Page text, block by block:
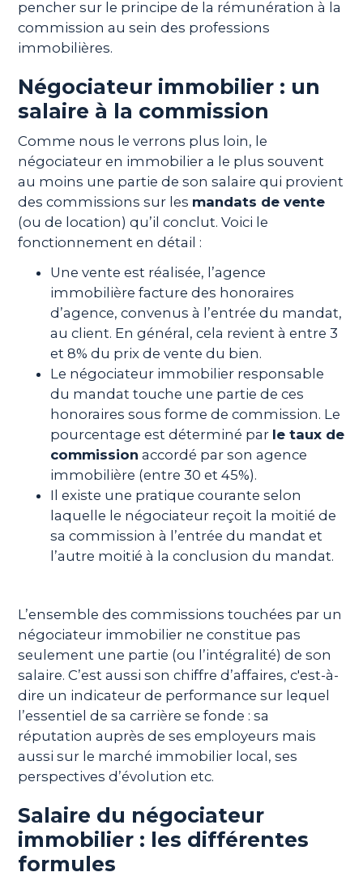
pencher sur le principe de la rémunération à la
commission au sein des professions
immobilières.
Négociateur immobilier : un
salaire à la commission
Comme nous le verrons plus loin, le
négociateur en immobilier a le plus souvent
au moins une partie de son salaire qui provient
des commissions sur les mandats de vente
(ou de location) qu’il conclut. Voici le
fonctionnement en détail :
Une vente est réalisée, l’agence
immobilière facture des honoraires
d’agence, convenus à l’entrée du mandat,
au client. En général, cela revient à entre 3
et 8% du prix de vente du bien.
Le négociateur immobilier responsable
du mandat touche une partie de ces
honoraires sous forme de commission. Le
pourcentage est déterminé par le taux de
commission accordé par son agence
immobilière (entre 30 et 45%).
Il existe une pratique courante selon
laquelle le négociateur reçoit la moitié de
sa commission à l’entrée du mandat et
l’autre moitié à la conclusion du mandat.
L’ensemble des commissions touchées par un
négociateur immobilier ne constitue pas
seulement une partie (ou l’intégralité) de son
salaire. C’est aussi son chiffre d’affaires, c'est-à-
dire un indicateur de performance sur lequel
l’essentiel de sa carrière se fonde : sa
réputation auprès de ses employeurs mais
aussi sur le marché immobilier local, ses
perspectives d’évolution etc.
Salaire du négociateur
immobilier : les différentes
formules